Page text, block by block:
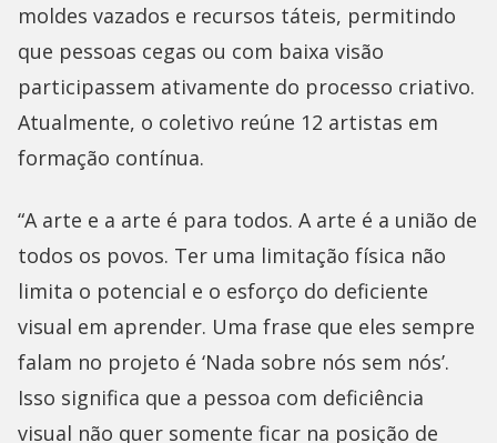
moldes vazados e recursos táteis, permitindo
que pessoas cegas ou com baixa visão
participassem ativamente do processo criativo.
Atualmente, o coletivo reúne 12 artistas em
formação contínua.
“A arte e a arte é para todos. A arte é a união de
todos os povos. Ter uma limitação física não
limita o potencial e o esforço do deficiente
visual em aprender. Uma frase que eles sempre
falam no projeto é ‘Nada sobre nós sem nós’.
Isso significa que a pessoa com deficiência
visual não quer somente ficar na posição de